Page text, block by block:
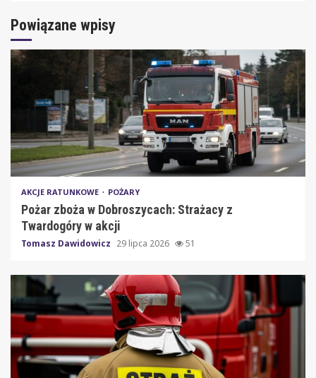
Powiązane wpisy
AKCJE RATUNKOWE POŻARY
Pożar zboża w Dobroszycach: Strażacy z
Twardogóry w akcji
Tomasz Dawidowicz 29 lipca 2026 51